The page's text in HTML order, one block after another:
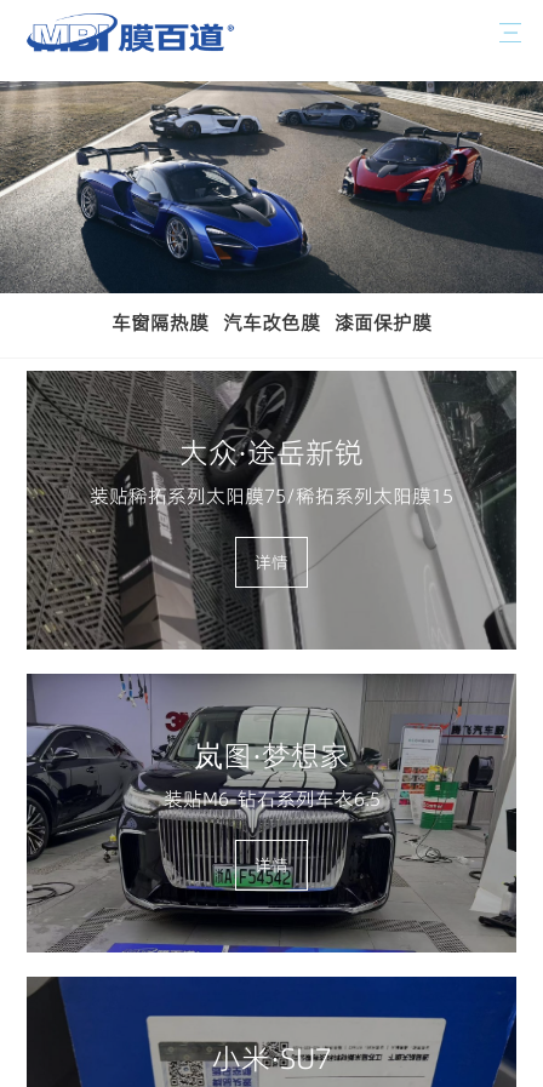
车窗隔热膜 汽车改色膜 漆面保护膜
大众·途岳新锐
装贴稀拓系列太阳膜75/稀拓系列太阳膜15
详情
岚图·梦想家
装贴M6-钻石系列车衣6.5
详情
小米·SU7